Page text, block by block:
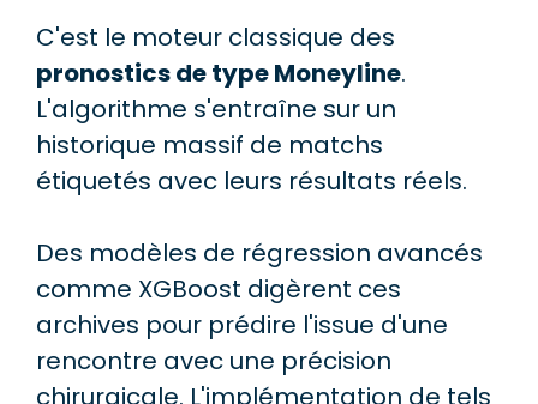
C'est le moteur classique des
pronostics de type Moneyline.
L'algorithme s'entraîne sur un
historique massif de matchs
étiquetés avec leurs résultats réels.
Des modèles de régression avancés
comme XGBoost digèrent ces
archives pour prédire l'issue d'une
rencontre avec une précision
chirurgicale. L'implémentation de tels